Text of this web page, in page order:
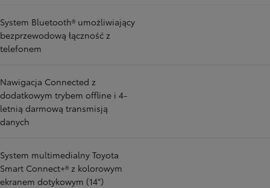
System Bluetooth® umożliwiający
bezprzewodową łączność z
telefonem
Nawigacja Connected z
dodatkowym trybem offline i 4-
letnią darmową transmisją
danych
System multimedialny Toyota
Smart Connect+® z kolorowym
ekranem dotykowym (14")